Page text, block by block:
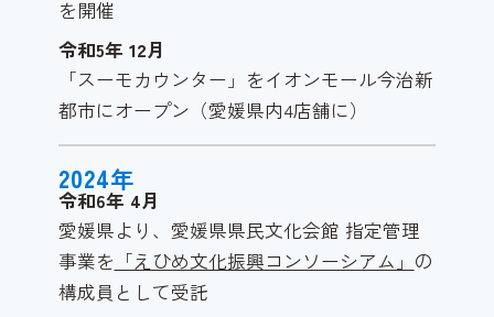
を開催
令和5年 12月
「スーモカウンター」をイオンモール今治新
都市にオープン（愛媛県内4店舗に）
2024年
令和6年 4月
愛媛県より、愛媛県県民文化会館 指定管理
事業を 「えひめ文化振興コンソーシアム」 の
構成員として受託